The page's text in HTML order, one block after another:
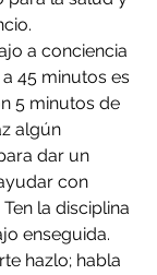
a conciencia
45 minutos es
5 minutos de
algún
dar un
con
la disciplina
enseguida.
hazlo; habla